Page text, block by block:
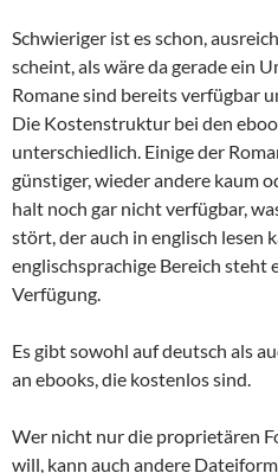
Schwieriger ist es schon,
scheint, als wäre da gerade ein
Romane sind bereits verfügbar
Die Kostenstruktur bei den
unterschiedlich. Einige der
günstiger, wieder andere kaum
halt noch gar nicht verfügbar,
stört, der auch in englisch lesen
englischsprachige Bereich steht
Verfügung.
Es gibt sowohl auf deutsch als
an ebooks, die kostenlos sind.
Wer nicht nur die proprietären
will, kann auch andere